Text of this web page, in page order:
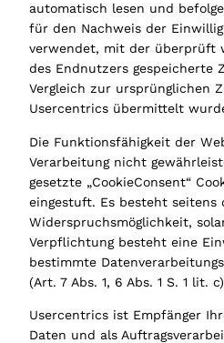
automatisch lesen und
für den Nachweis der
verwendet, mit der überprüft
des Endnutzers gespeicherte
Vergleich zur ursprünglichen
Usercentrics übermittelt
Die Funktionsfähigkeit der
Verarbeitung nicht
gesetzte „CookieConsent“
eingestuft. Es besteht seitens
Widerspruchsmöglichkeit,
Verpflichtung besteht eine
bestimmte
(Art. 7 Abs. 1, 6 Abs. 1 S. 1 lit.
Usercentrics ist Empfänger
Daten und als